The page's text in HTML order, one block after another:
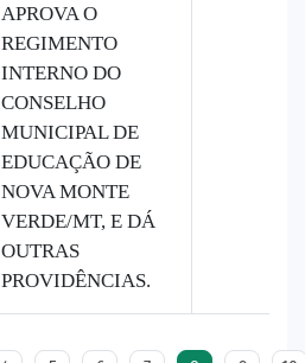
APROVA O
REGIMENTO
INTERNO DO
CONSELHO
MUNICIPAL DE
EDUCAÇÃO DE
NOVA MONTE
VERDE/MT, E DÁ
OUTRAS
PROVIDÊNCIAS.